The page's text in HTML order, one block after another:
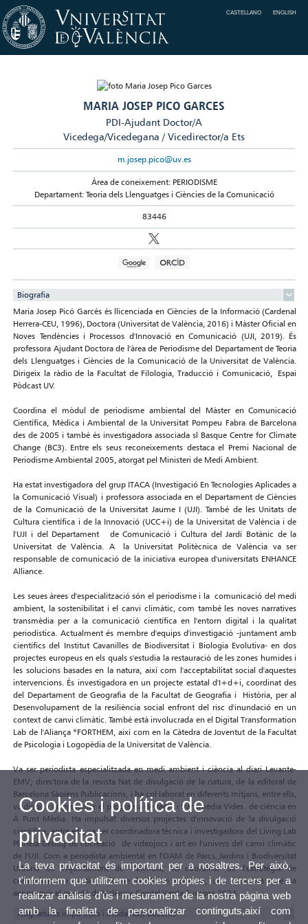
CASTELLANO ENGLISH
MARIA JOSEP PICO GARCES
PDI-Ajudant Doctor/A
Vicedega/Vicedegana / Vicedirector/a Ets
m.josep.pico@uv.es
Àrea de coneixement: PERIODISME
Departament: Teoria dels Llenguatges i Ciències de la Comunicació
83446
Biografia
Maria Josep Picó Garcés és llicenciada en Ciències de la Informació (Cardenal
Herrera-CEU, 1996), Doctora (Universitat de València, 2016) i Màster Oficial en
Noves Tendències i Processos d'Innovació en Comunicació (UJI, 2019). És
professora Ajudant Doctora de l'àrea de Periodisme del Departament de Teoria
dels Llenguatges i Ciències de la Comunicació de la Universitat de València.
Dirigeix la ràdio de la Facultat de Filologia, Traducció i Comunicació, Espai
Pòdcast UV.
Coordina el mòdul de periodisme ambiental del Màster en Comunicació
Científica, Mèdica i Ambiental de la Universitat Pompeu Fabra de Barcelona
des de 2005 i també és investigadora associada sl Basque Centre for Climate
Change (BC3). Entre els seus reconeixements destaca el Premi Nacional de
Periodisme Ambiental 2005, atorgat pel Ministeri de Medi Ambient.
Ha estat investigadora del grup ITACA (Investigació En Tecnologies Aplicades a
la Comunicació Visual) i professora associada en el Departament de Ciències
de la Comunicació de la Universitat Jaume I (UJI). També de les Unitats de
Cultura científica i de la Innovació (UCC+i) de la Universitat de València i de
l'UJI i del Departament de Comunicació i Cultura del Jardí Botànic de la
Universitat de València. A la Universitat Politècnica de València va ser
responsable de comunicació de la iniciativa europea d'universitats ENHANCE
Alliance.
Les seues àrees d'especialització són el periodisme i la comunicació del medi
ambient, la sostenibilitat i el canvi climàtic, com també les noves narratives
transmèdia per a la comunicació científica en l'entorn digital i la qualitat
periodística. Actualment és membre d'equips d'investigació -juntament amb
científics del Institut Cavanilles de Biodiversitat i Biologia Evolutiva- en dos
projectes europeus en els quals s'estudia la restauració de les zones humides i
les solucions basades en la natura, així com l'acceptabilitat social d'aquestes
intervencions. És investigadora en un projecte estatal d'I+d+i, coordinat des
del Departament de Geografia de la Facultat de Geografia i Història, per al
Desenvolupament de la resiliència social enfront del risc d'inundació en un
context de canvi climàtic. També està involucrada en el Digital Transformation
Lab de l'Aliança *FORTHEM, així com en la Càtedra de Joventut de la Facultat
de Psicologia i Logopèdia de la Universitat de València.
Va ser periodista especialitzada en medi ambient i ciència al diari Levante-
EMV; directora de la revista Nat de divulgació de la natura, de la editoral de
Barcelona Sàpiens Publicacions, i ha col·laborat en diferents mitjans, entre ells,
va dirigir i va presentar el programa de ràdio i transmèdia Vides de ciència en
À Punt Mèdia. Ha impulsat diversos projectes d'innovació de la divulgació
científica, entre ells, va ser coordinadora tècnica i investigadora del Living Lab
Planeta Debug de cocreació de videojocs i art en l'univers del canvi climàtic
de l'UJI. Com a periodista ambiental en l'OAM de Parcs, Jardins i Biodiversitat
Urbana de l'Ajuntament de València, va coordinar de l'estratègia de
comunicació i participació de la Green València, una iniciativa que va
aconseguir el guardó de València Capital Verda Europea 2024.
Asignatures impartides i modalitats docents
Cookies i política de
privacitat
La teva privacitat és important per a nosaltres. Per això,
t'informem que utilitzem cookies pròpies i de tercers per a
realitzar anàlisis d'ús i mesurament de la nostra pàgina web
amb la finalitat de personalitzar continguts,així com